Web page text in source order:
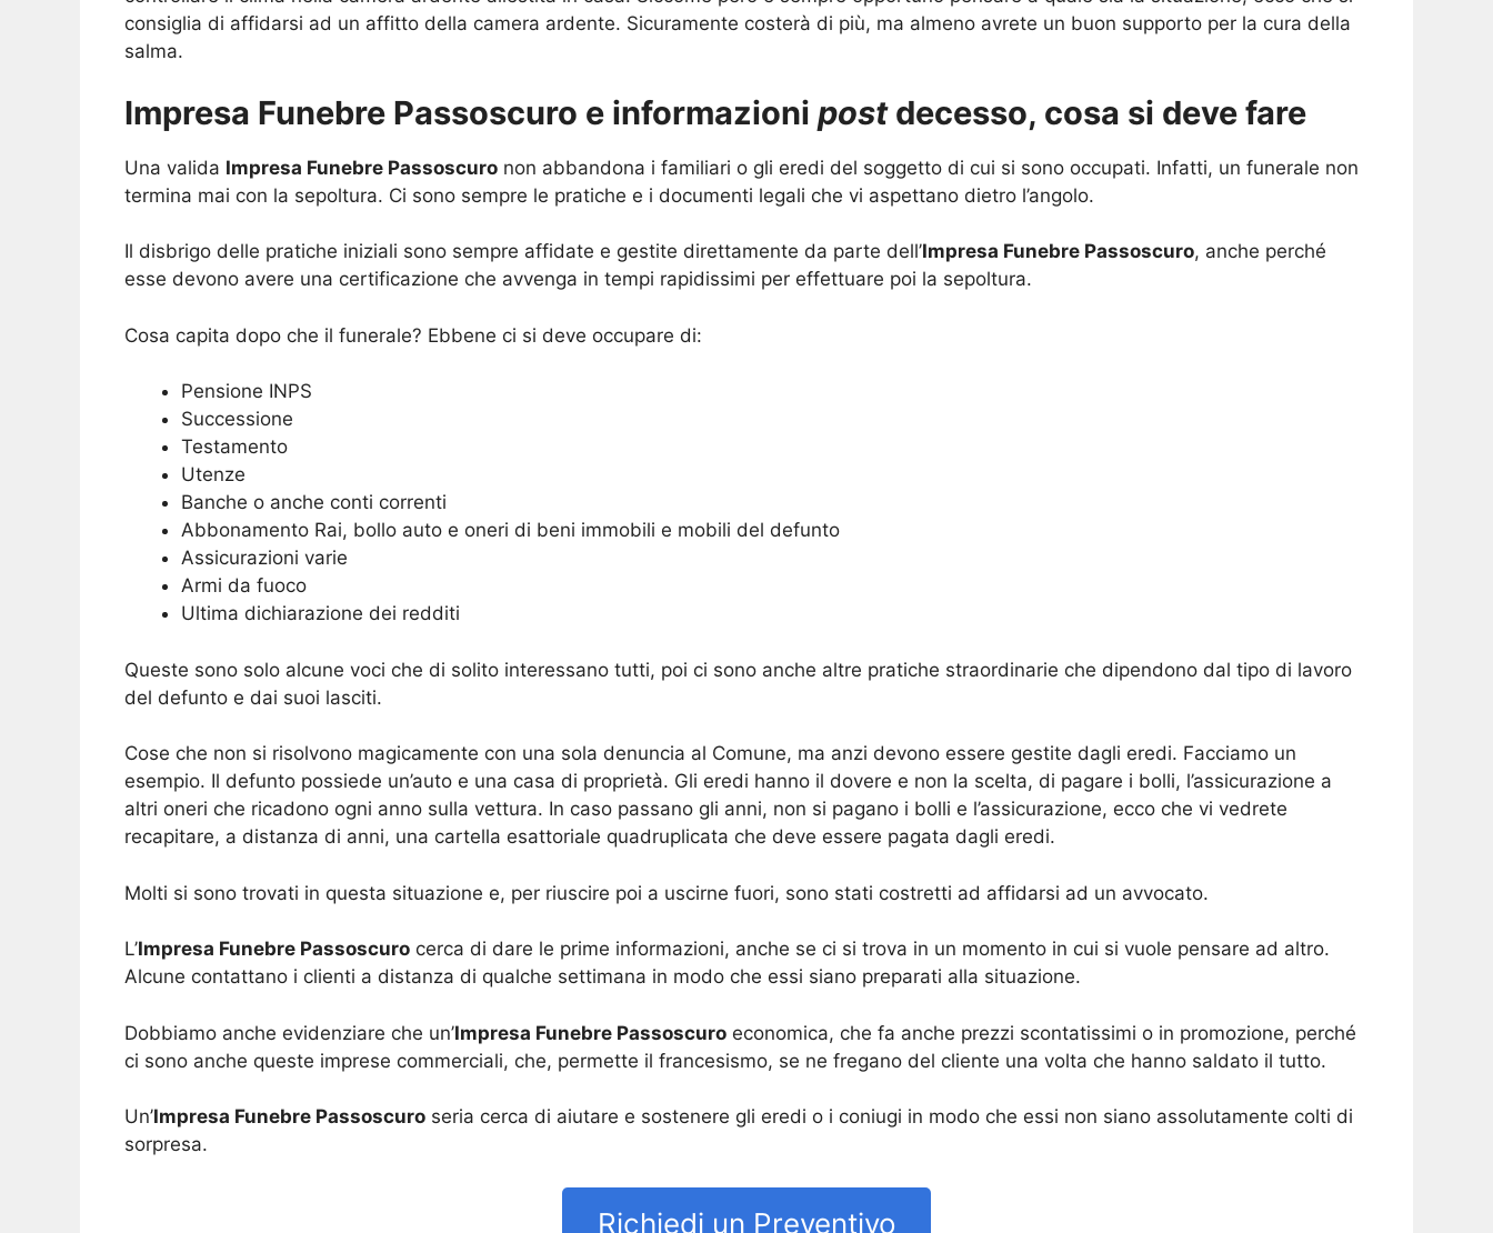
consiglia di affidarsi ad un affitto della camera ardente. Sicuramente costerà di più, ma almeno avrete un buon supporto per la cura della
salma.
Impresa Funebre Passoscuro e informazioni post decesso, cosa si deve fare
Una valida Impresa Funebre Passoscuro non abbandona i familiari o gli eredi del soggetto di cui si sono occupati. Infatti, un funerale non
termina mai con la sepoltura. Ci sono sempre le pratiche e i documenti legali che vi aspettano dietro l’angolo.
Il disbrigo delle pratiche iniziali sono sempre affidate e gestite direttamente da parte dell’Impresa Funebre Passoscuro, anche perché
esse devono avere una certificazione che avvenga in tempi rapidissimi per effettuare poi la sepoltura.
Cosa capita dopo che il funerale? Ebbene ci si deve occupare di:
Pensione INPS
Successione
Testamento
Utenze
Banche o anche conti correnti
Abbonamento Rai, bollo auto e oneri di beni immobili e mobili del defunto
Assicurazioni varie
Armi da fuoco
Ultima dichiarazione dei redditi
Queste sono solo alcune voci che di solito interessano tutti, poi ci sono anche altre pratiche straordinarie che dipendono dal tipo di lavoro
del defunto e dai suoi lasciti.
Cose che non si risolvono magicamente con una sola denuncia al Comune, ma anzi devono essere gestite dagli eredi. Facciamo un
esempio. Il defunto possiede un’auto e una casa di proprietà. Gli eredi hanno il dovere e non la scelta, di pagare i bolli, l’assicurazione a
altri oneri che ricadono ogni anno sulla vettura. In caso passano gli anni, non si pagano i bolli e l’assicurazione, ecco che vi vedrete
recapitare, a distanza di anni, una cartella esattoriale quadruplicata che deve essere pagata dagli eredi.
Molti si sono trovati in questa situazione e, per riuscire poi a uscirne fuori, sono stati costretti ad affidarsi ad un avvocato.
L’Impresa Funebre Passoscuro cerca di dare le prime informazioni, anche se ci si trova in un momento in cui si vuole pensare ad altro.
Alcune contattano i clienti a distanza di qualche settimana in modo che essi siano preparati alla situazione.
Dobbiamo anche evidenziare che un’Impresa Funebre Passoscuro economica, che fa anche prezzi scontatissimi o in promozione, perché
ci sono anche queste imprese commerciali, che, permette il francesismo, se ne fregano del cliente una volta che hanno saldato il tutto.
Un’Impresa Funebre Passoscuro seria cerca di aiutare e sostenere gli eredi o i coniugi in modo che essi non siano assolutamente colti di
sorpresa.
Richiedi un Preventivo